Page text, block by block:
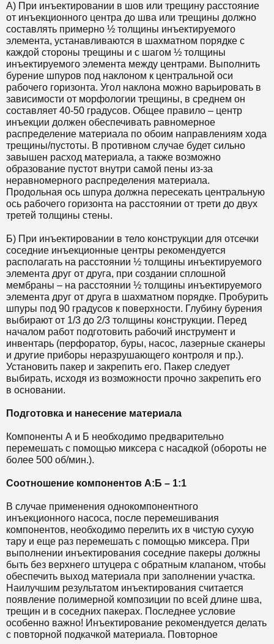
А) При инъектировании в шов или трещину расстояние
от инъекционного центра до шва или трещины должно
составлять примерно ½ толщины инъектируемого
элемента, устанавливаются в шахматном порядке с
каждой стороны трещины и с шагом ½ толщины
инъектируемого элемента между центрами. Выполнить
бурение шпуров под наклоном к центральной оси
рабочего горизонта. Угол наклона можно варьировать в
зависимости от морфологии трещины, в среднем он
составляет 40-50 градусов. Общее правило – центр
инъекции должен обеспечивать равномерное
распределение материала по обоим направлениям хода
трещины/пустоты. В противном случае будет сильно
завышен расход материала, а также возможно
образование пустот внутри самой пены из-за
неравномерного распределения материала.
Продольная ось шпура должна пересекать центральную
ось рабочего горизонта на расстоянии от трети до двух
третей толщины стены.
Б) При инъектировании в тело конструкции для отсечки
соседние инъекционные центры рекомендуется
располагать на расстоянии ½ толщины инъектируемого
элемента друг от друга, при создании сплошной
мембраны – на расстоянии ½ толщины инъектируемого
элемента друг от друга в шахматном порядке. Пробурить
шпуры под 90 градусов к поверхности. Глубину бурения
выбирают от 1/3 до 2/3 толщины конструкции. Перед
началом работ подготовить рабочий инструмент и
инвентарь (перфоратор, буры, насос, лазерные сканеры
и другие приборы неразрушающего контроля и пр.).
Установить пакер и закрепить его. Пакер следует
выбирать, исходя из возможности прочно закрепить его
в основании.
Подготовка и нанесение материала
Компоненты А и Б необходимо предварительно
перемешать с помощью миксера с насадкой (обороты не
более 500 об/мин.).
Соотношение компонентов А:Б – 1:1
В случае применения однокомпонентного
инъекционного насоса, после перемешивания
компонентов, необходимо перелить их в чистую сухую
тару и еще раз перемешать с помощью миксера. При
выполнении инъектирования соседние пакеры должны
быть без верхнего штуцера с обратным клапаном, чтобы
обеспечить выход материала при заполнении участка.
Наилучшим результатом инъектирования считается
появление полимерной композиции по всей длине шва,
трещин и в соседних пакерах. Последнее условие
особенно важно! Инъектирование рекомендуется делать
с повторной подкачкой материала. Повторное